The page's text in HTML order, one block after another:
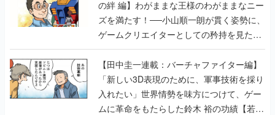
の絆 編】わがままな王様のわがままなニー
ズを満たす！──小山順一朗が貫く姿勢に、
ゲームクリエイターとしての矜持を見た
【若ゲのいたり最終回】
【田中圭一連載：バーチャファイター編】
「新しい3D表現のために、軍事技術を採り
入れたい」世界情勢を味方につけて、ゲー
ムに革命をもたらした鈴木 裕の功績【若ゲ